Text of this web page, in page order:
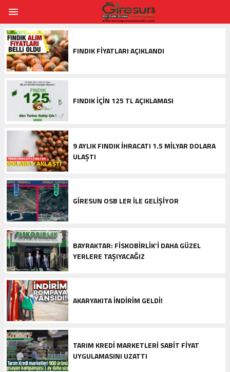
FINDIK FIYATLARI AÇIKLANDI
FINDIK IÇIN 125 TL AÇIKLAMASI
9 AYLIK FINDIK IHRACATI 1.5 MILYAR DOLARA
ULAŞTI
GIRESUN OSB LER ILE GELIŞIYOR
BAYRAKTAR: FİSKOBİRLİK’I DAHA GÜZEL
YERLERE TAŞIYACAĞIZ
AKARYAKITA INDIRIM GELDI!
TARIM KREDI MARKETLERI SABIT FIYAT
UYGULAMASINI UZATTI